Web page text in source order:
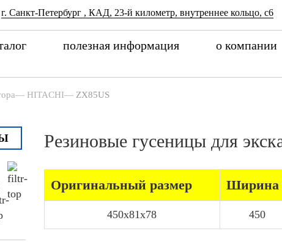
г. Санкт-Петербург , КАД, 23-й километр, внутреннее кольцо, с6
полезная информация о компании
— HITACHI— ZX85US
Резиновые гусеницы для
Оригинальный размер Ширина
450x81x78 450